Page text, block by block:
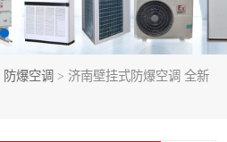
防爆空调 > 济南壁挂式防爆空调 全新
防爆接线箱
防爆监视显示器